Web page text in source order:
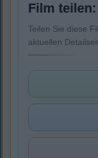
Film teilen:
Teilen Sie diese
aktuellen